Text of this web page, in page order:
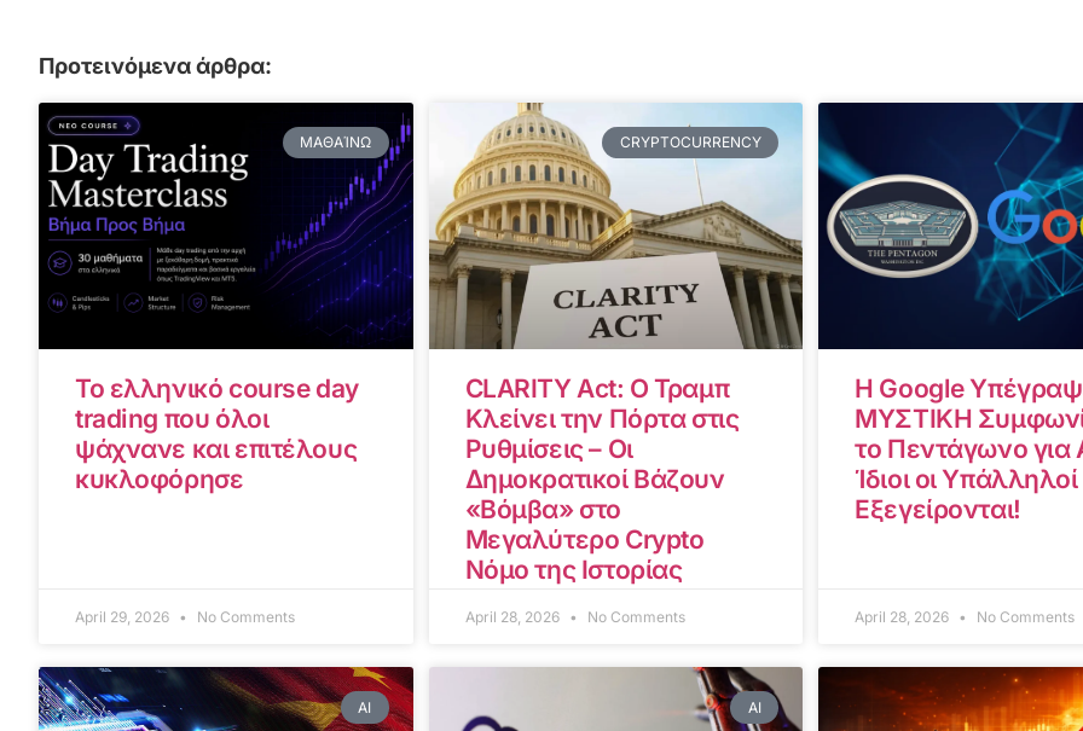
Προτεινόμενα άρθρα:
ΜΑΘΑΊΝΩ
Το ελληνικό course day
trading που όλοι
ψάχνανε και επιτέλους
κυκλοφόρησε
April 29, 2026 No Comments
CRYPTOCURRENCY
CLARITY Act: Ο Τραμπ
Κλείνει την Πόρτα στις
Ρυθμίσεις – Οι
Δημοκρατικοί Βάζουν
«Βόμβα» στο
Μεγαλύτερο Crypto
Νόμο της Ιστορίας
April 28, 2026 No Comments
Η Google
ΜΥΣΤΙΚΗ
το Πεντάγωνο για
Ίδιοι οι
Εξεγείρονται!
April 28, 2026 No Comments
AI AI